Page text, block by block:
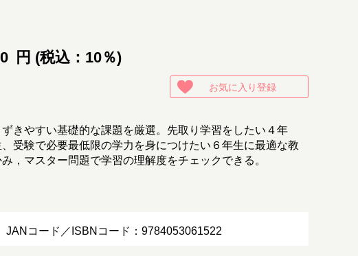
円 (税込：10％)
お気に入り登録
きやすい基礎的な課題を厳選。先取り学習をしたい４年
受験で必要最低限の学力を身につけたい６年生に最適な教
，マスター問題で学習の理解度をチェックできる。
JANコード／ISBNコード：9784053061522